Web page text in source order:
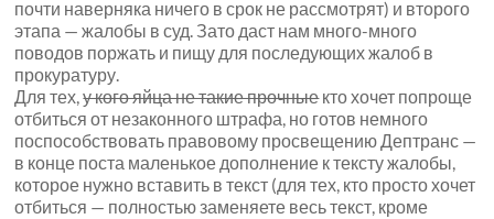
почти наверняка ничего в срок не рассмотрят) и второго
этапа — жалобы в суд. Зато даст нам много-много
поводов поржать и пищу для последующих жалоб в
прокуратуру.
Для тех,у кого яйца не такие прочныекто хочет попроще
отбиться от незаконного штрафа, но готов немного
поспособствовать правовому просвещению Дептранс —
в конце поста маленькое дополнение к тексту жалобы,
которое нужно вставить в текст (для тех, кто просто хочет
отбиться — полностью заменяете весь текст, кроме